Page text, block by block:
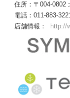
住所：〒004-0802
電話：011-883-
店舗情報：
http://